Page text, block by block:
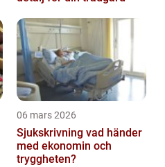
06 mars 2026
Sjukskrivning vad händer
med ekonomin och
tryggheten?